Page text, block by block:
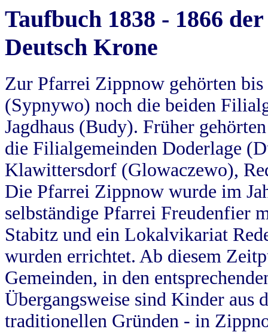
Taufbuch 1838 - 1866
Deutsch Krone
Zur Pfarrei Zippnow gehörten
(Sypnywo) noch die beiden
Jagdhaus (Budy). Früher
die Filialgemeinden Doderlage
Klawittersdorf (Glowaczewo),
Die Pfarrei Zippnow wurde im
selbständige Pfarrei Freudenfier
Stabitz und ein Lokalvikariat
wurden errichtet. Ab diesem
Gemeinden, in den
Übergangsweise sind Kinder aus
traditionellen Gründen - in